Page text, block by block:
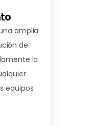
amplia
de
la
equipos